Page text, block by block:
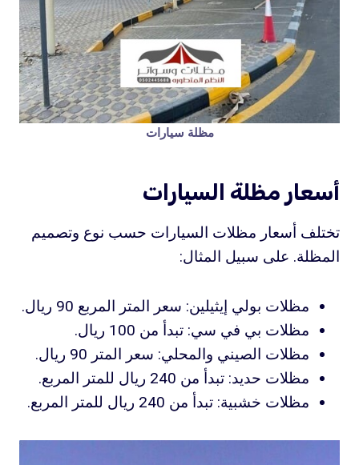
مظلة سيارات
أسعار مظلة السيارات
تختلف أسعار مظلات السيارات حسب نوع وتصميم
المظلة. على سبيل المثال:
مظلات بولي إيثيلين: سعر المتر المربع 90 ريال.
مظلات بي في سي: تبدأ من 100 ريال.
مظلات الصيني والمحلي: سعر المتر 90 ريال.
مظلات حديد: تبدأ من 240 ريال للمتر المربع.
مظلات خشبية: تبدأ من 240 ريال للمتر المربع.